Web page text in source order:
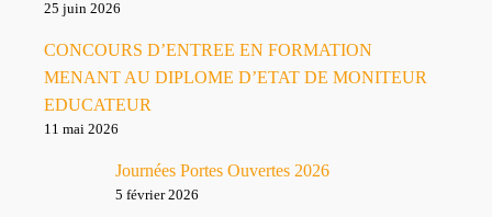
25 juin 2026
CONCOURS D’ENTREE EN FORMATION
MENANT AU DIPLOME D’ETAT DE MONITEUR
EDUCATEUR
11 mai 2026
Journées Portes Ouvertes 2026
5 février 2026